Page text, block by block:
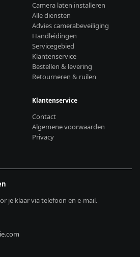
Camera laten installeren
Alle diensten
Advies camerabeveiliging
Handleidingen
Servicegebied
Klantenservice
Bestellen & levering
Retourneren & ruilen
Klantenservice
Contact
Algemene voorwaarden
Privacy
je klaar via telefoon en e-mail.